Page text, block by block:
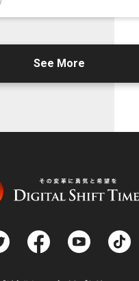
See More